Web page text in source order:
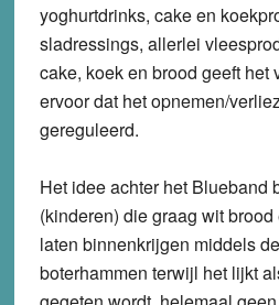
yoghurtdrinks, cake en
sladressings, allerlei
cake, koek en brood geeft het
ervoor dat het opnemen/
gereguleerd.
Het idee achter het Blueband
(kinderen) die graag wit
laten binnenkrijgen middels
boterhammen terwijl het lijkt